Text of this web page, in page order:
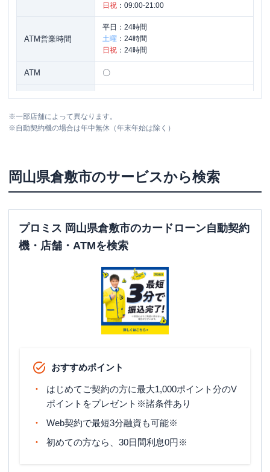
日祝 ： 09:00-21:00
ATM営業時間
平日： 24時間
土曜 ： 24時間
日祝 ： 24時間
ATM 〇
住所 岡山県倉敷市神田４丁目３-４１
平日：09:00-21:00
ATM営業時間
平日：24時間
土曜： 24時間
日祝：24時間
〇
〇
岡山県倉敷市堀南６２７-３ アルバ倉敷
１Ｆ
名称
営業時間
平日：
09:00-21:00
土曜：09:00-21:00
日祝：09:00-21:00
ATM営業時間
平日：24時間
土曜
：24時間
※一部店舗によって異なります。
※自動契約機の場合は年中無休（年末年始は除く）
岡山県倉敷市のサービスから検索
プロミス 岡山県倉敷市のカードローン自動契約
機・店舗・ATMを検索
おすすめポイント
はじめてご契約の方に最大1,000ポイント分のV
ポイントをプレゼント※諸条件あり
Web契約で最短3分融資も可能※
初めての方なら、30日間利息0円※